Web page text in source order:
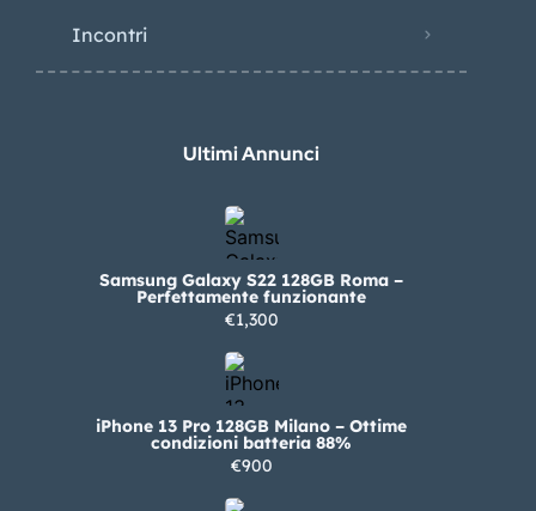
Incontri
Ultimi Annunci
Samsung Galaxy S22 128GB Roma –
Perfettamente funzionante
€1,300
iPhone 13 Pro 128GB Milano – Ottime
condizioni batteria 88%
€900